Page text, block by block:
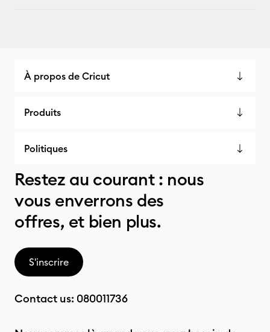
À propos de Cricut
Produits
Politiques
Restez au courant : nous
vous enverrons des
offres, et bien plus.
S'inscrire
Contact us: 080011736